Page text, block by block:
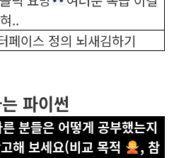
..
페이스 정의 뇌새김하기
파이썬
분들은 어떻게 공부했는지
해 보세요(비교 목적
, 참